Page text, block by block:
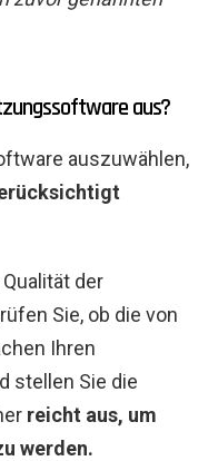
aus?
auszuwählen,
der
Sie, ob die von
Ihren
stellen Sie die
reicht aus, um
werden.